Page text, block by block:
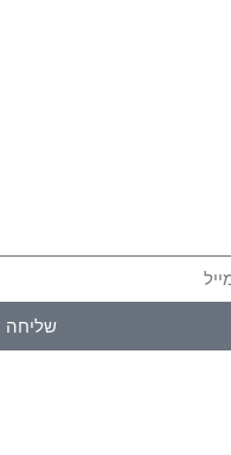
שליחה